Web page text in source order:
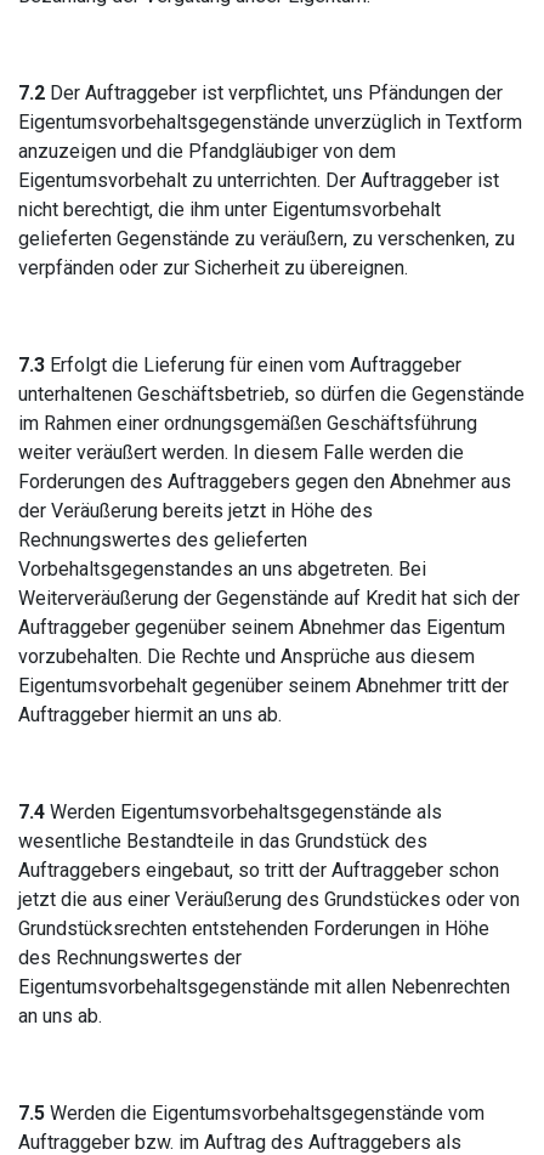
7.2 Der Auftraggeber ist verpflichtet, uns Pfändungen der
Eigentumsvorbehaltsgegenstände unverzüglich in Textform
anzuzeigen und die Pfandgläubiger von dem
Eigentumsvorbehalt zu unterrichten. Der Auftraggeber ist
nicht berechtigt, die ihm unter Eigentumsvorbehalt
gelieferten Gegenstände zu veräußern, zu verschenken, zu
verpfänden oder zur Sicherheit zu übereignen.
7.3 Erfolgt die Lieferung für einen vom Auftraggeber
unterhaltenen Geschäftsbetrieb, so dürfen die Gegenstände
im Rahmen einer ordnungsgemäßen Geschäftsführung
weiter veräußert werden. In diesem Falle werden die
Forderungen des Auftraggebers gegen den Abnehmer aus
der Veräußerung bereits jetzt in Höhe des
Rechnungswertes des gelieferten
Vorbehaltsgegenstandes an uns abgetreten. Bei
Weiterveräußerung der Gegenstände auf Kredit hat sich der
Auftraggeber gegenüber seinem Abnehmer das Eigentum
vorzubehalten. Die Rechte und Ansprüche aus diesem
Eigentumsvorbehalt gegenüber seinem Abnehmer tritt der
Auftraggeber hiermit an uns ab.
7.4 Werden Eigentumsvorbehaltsgegenstände als
wesentliche Bestandteile in das Grundstück des
Auftraggebers eingebaut, so tritt der Auftraggeber schon
jetzt die aus einer Veräußerung des Grundstückes oder von
Grundstücksrechten entstehenden Forderungen in Höhe
des Rechnungswertes der
Eigentumsvorbehaltsgegenstände mit allen Nebenrechten
an uns ab.
7.5 Werden die Eigentumsvorbehaltsgegenstände vom
Auftraggeber bzw. im Auftrag des Auftraggebers als